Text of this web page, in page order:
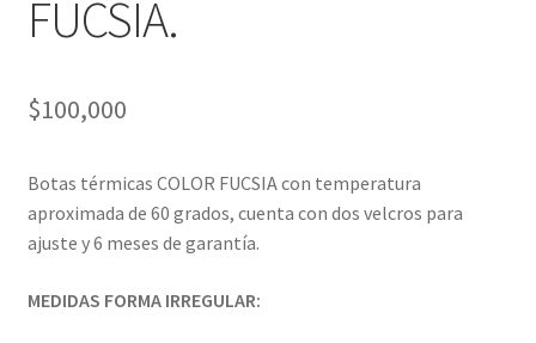
FUCSIA.
$100,000
Botas térmicas COLOR FUCSIA con temperatura
aproximada de 60 grados, cuenta con dos velcros para
ajuste y 6 meses de garantía.
MEDIDAS FORMA IRREGULAR: